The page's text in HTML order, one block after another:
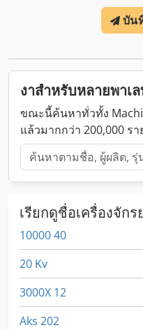
บัน
งาสำหรับหลายพาเ
ขณะนี้ค้นหาทั่วทั้ง
แล้วมากกว่า 200,000 รา
เรียกดูชื่อเครื่องจัก
10000 40
20 Kv
3000X 12
Aks 202